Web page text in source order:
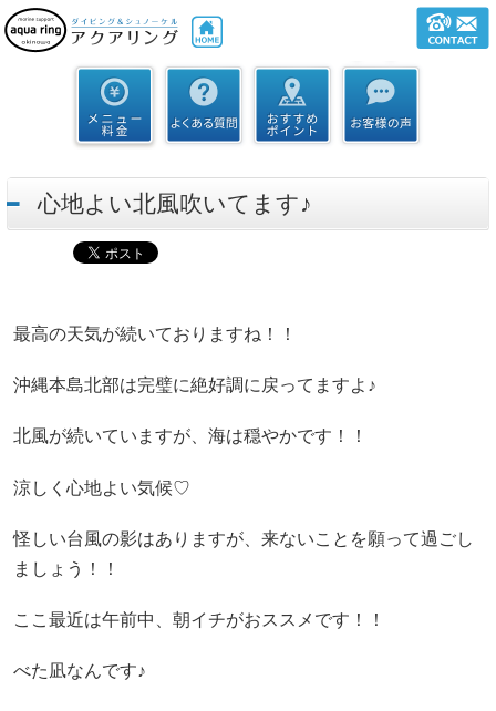
心地よい北風吹いてます♪
最高の天気が続いておりますね！！
沖縄本島北部は完璧に絶好調に戻ってますよ♪
北風が続いていますが、海は穏やかです！！
涼しく心地よい気候♡
怪しい台風の影はありますが、来ないことを願って過ごし
ましょう！！
ここ最近は午前中、朝イチがおススメです！！
べた凪なんです♪